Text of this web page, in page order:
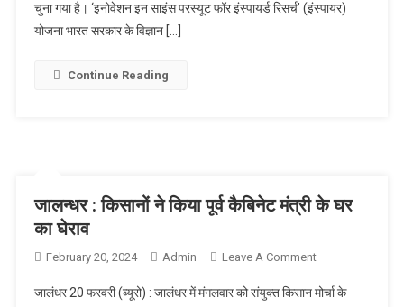
प्रोटोटाइप या
चुना गया है। ‘इनोवेशन इन साइंस परस्यूट फॉर इंस्पायर्ड रिसर्च’ (इंस्पायर)
योजना भारत सरकार के विज्ञान […]
Continue Reading
जालन्धर : किसानों ने किया पूर्व कैबिनेट मंत्री के घर
का घेराव
February 20, 2024 Admin Leave A CommentOn जालन्धर :
पूर्व कैबिनेट मंत्री
जालंधर 20 फरवरी (ब्यूरो) : जालंधर में मंगलवार को संयुक्त किसान मोर्चा के